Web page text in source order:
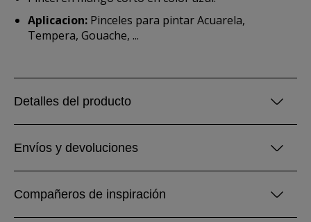
Aplicacion: Pinceles para pintar Acuarela,
Tempera, Gouache, ...
Detalles del producto
Envíos y devoluciones
Compañeros de inspiración